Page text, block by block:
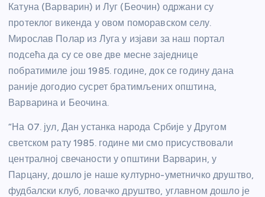
Катуна (Варварин) и Луг (Беочин) одржани су
протеклог викенда у овом поморавском селу.
Мирослав Полар из Луга у изјави за наш портал
подсећа да су се ове две месне заједнице
побратимиле још 1985. године, док се годину дана
раније догодио сусрет братимљених општина,
Варварина и Беочина.
“На 07. јул, Дан устанка народа Србије у Другом
светском рату 1985. године ми смо присуствовали
централној свечаности у општини Варварин, у
Парцану, дошло је наше културно-уметничко друштво,
фудбалски клуб, ловачко друштво, углавном дошло је